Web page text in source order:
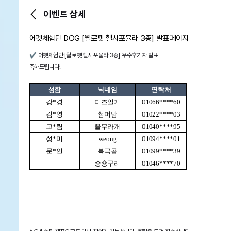
이벤트 상세
어펫체험단 DOG [윌로펫 헬시포뮬라 3종] 발표페이지
✔️ 어펫체험단 [윌로펫 헬시포뮬라 3종] 우수후기자 발표
축하드립니다!
성함 닉네임
연락처
강*경
미즈일기
01066****60
김*영
썸머맘
01022****03
고*림
율무라개
01040****95
성*미
sseong
01094****01
문*인
북극곰
01099****39
숑숑구리
01046****70
-